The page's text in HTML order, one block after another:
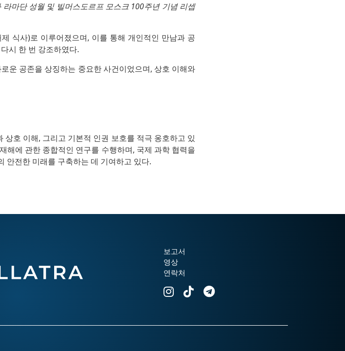
라마단 성월 및 빌머스도르프 모스크 100주년 기념 리셉
식사)로 이루어졌으며, 이를 통해 개인적인 만남과 공
시 한 번 강조하였다.
운 공존을 상징하는 중요한 사건이었으며, 상호 이해와
상호 이해, 그리고 기본적 인권 보호를 적극 옹호하고 있
해에 관한 종합적인 연구를 수행하며, 국제 과학 협력을
안전한 미래를 구축하는 데 기여하고 있다.
보고서
영상
연락처